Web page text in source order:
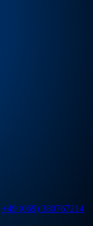
+49 (069) 380767214